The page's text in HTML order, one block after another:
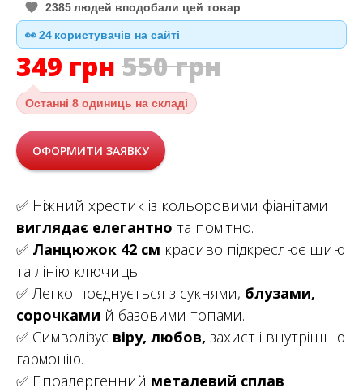
2385 людей вподобали цей товар
👀24 користувачів на сайті
349 грн 550грн
Останні 8 одиниць на складі
ОФОРМИТИ ЗАЯВКУ
✅ Ніжний хрестик із кольоровими фіанітами
виглядає елегантно та помітно.
✅ Ланцюжок 42 см красиво підкреслює шию
та лінію ключиць.
✅ Легко поєднується з сукнями, блузами,
сорочками й базовими топами.
✅ Символізує віру, любов, захист і внутрішню
гармонію.
✅ Гіпоалергенний металевий сплав